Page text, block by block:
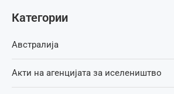
Категории
Австралија
Акти на агенцијата за иселеништво